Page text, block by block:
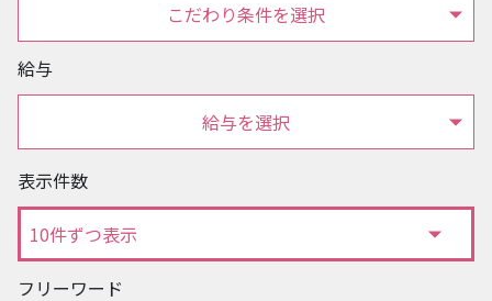
こだわり条件を選択
給与
給与を選択
表示件数
フリーワード